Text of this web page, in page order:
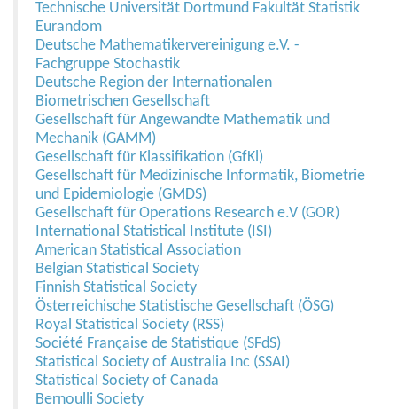
Technische Universität Dortmund Fakultät Statistik
Eurandom
Deutsche Mathematikervereinigung e.V. -
Fachgruppe Stochastik
Deutsche Region der Internationalen
Biometrischen Gesellschaft
Gesellschaft für Angewandte Mathematik und
Mechanik (GAMM)
Gesellschaft für Klassifikation (GfKl)
Gesellschaft für Medizinische Informatik, Biometrie
und Epidemiologie (GMDS)
Gesellschaft für Operations Research e.V (GOR)
International Statistical Institute (ISI)
American Statistical Association
Belgian Statistical Society
Finnish Statistical Society
Österreichische Statistische Gesellschaft (ÖSG)
Royal Statistical Society (RSS)
Société Française de Statistique (SFdS)
Statistical Society of Australia Inc (SSAI)
Statistical Society of Canada
Bernoulli Society